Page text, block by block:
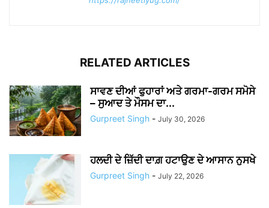
RELATED ARTICLES
ਸਾਵਣ ਦੀਆਂ ਫੁਹਾਰਾਂ ਅਤੇ ਗਰਮਾ-ਗਰਮ ਸਮੋਸੇ
– ਸੁਆਦ ਤੇ ਮੌਸਮ ਦਾ...
Gurpreet Singh - July 30, 2026
ਹਲਦੀ ਦੇ ਜ਼ਿੱਦੀ ਦਾਗ਼ ਹਟਾਉਣ ਦੇ ਆਸਾਨ ਨੁਸਖੇ
Gurpreet Singh - July 22, 2026